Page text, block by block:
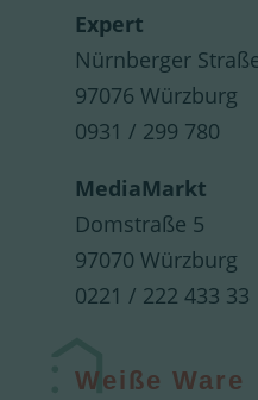
Expert
Nürnberger
97076 Würzburg
0931 / 299 780
MediaMarkt
Domstraße 5
97070 Würzburg
0221 / 222 433 33
Weiße Ware